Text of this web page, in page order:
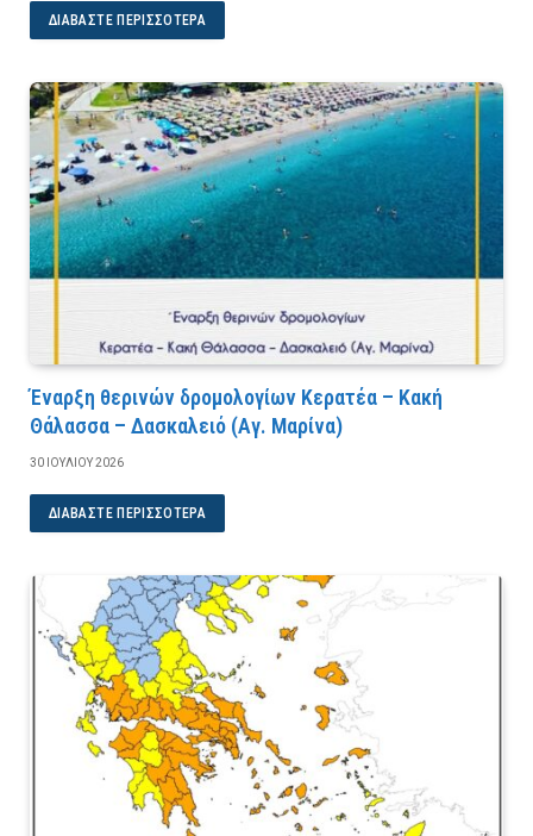
ΔΙΑΒΆΣΤΕ ΠΕΡΙΣΣΌΤΕΡΑ
Έναρξη θερινών δρομολογίων Κερατέα – Κακή
Θάλασσα – Δασκαλειό (Αγ. Μαρίνα)
30 ΙΟΥΛΊΟΥ 2026
ΔΙΑΒΆΣΤΕ ΠΕΡΙΣΣΌΤΕΡΑ